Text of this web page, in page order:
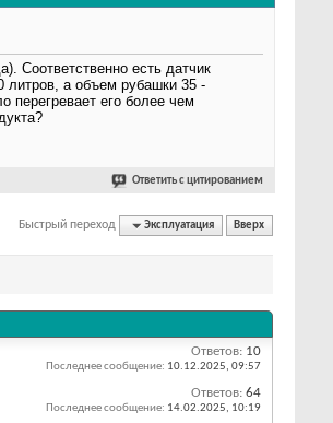
Соответственно есть датчик
литров, а объем рубашки 35 -
перегревает его более чем
Ответить с цитированием
Быстрый переход Эксплуатация Вверх
Ответов: 10
Последнее сообщение: 10.12.2025, 09:57
Ответов: 64
Последнее сообщение: 14.02.2025, 10:19